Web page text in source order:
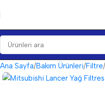
Ana Sayfa Bakım Ürünleri Filtre